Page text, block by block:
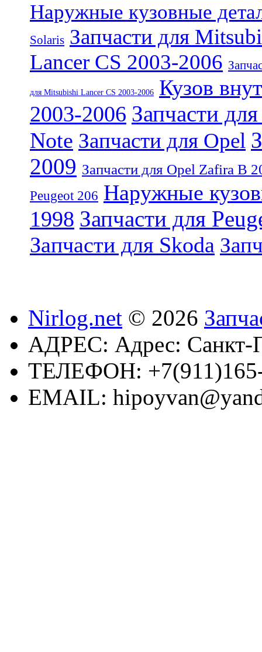
Наружные кузовные
Solaris Запчасти для
Lancer CS 2003-2006
для Mitsubishi Lancer CS 2003-2006
Кузов
2003-2006 Запчасти
Note Запчасти для Opel
2009 Запчасти для Opel Zafira B
Peugeot 206 Наружные
1998 Запчасти для
Запчасти для Skoda
Nirlog.net © 2026
АДРЕС: Адрес: Санкт-
ТЕЛЕФОН:
EMAIL: